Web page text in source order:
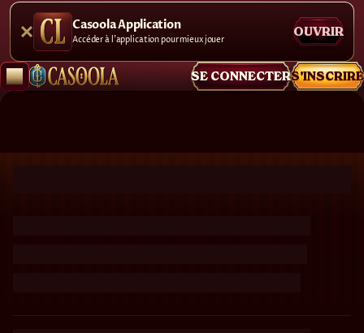
Casoola Application
Accéder à l'application pour mieux jouer
OUVRIR
SE CONNECTERS'INSCRIRE